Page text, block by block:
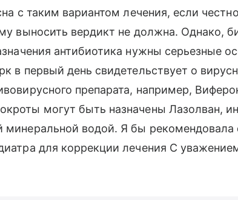
с таким вариантом лечения, если
выносить вердикт не должна. Однако,
антибиотика нужны серьезные
в первый день свидетельствует о
препарата, например,
могут быть назначены Лазолван,
минеральной водой. Я бы рекомендовала
для коррекции лечения С